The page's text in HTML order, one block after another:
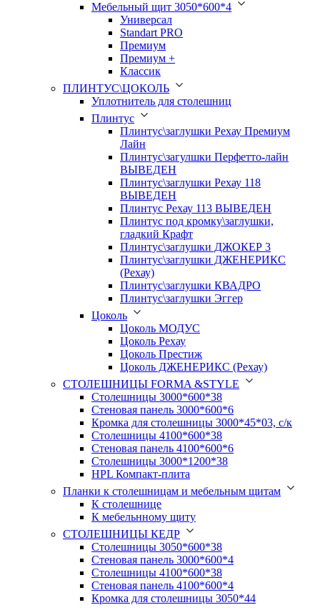
Мебельный щит 3050*600*4
Универсал
Standart PRO
Премиум
Премиум +
Классик
ПЛИНТУС\ЦОКОЛЬ
Уплотнитель для столешниц
Плинтус
Плинтус\заглушки Рехау Премиум
Лайн
Плинтус\загулшки Перфетто-лайн
ВЫВЕДЕН
Плинтус\заглушки Рехау 118
ВЫВЕДЕН
Плинтус Рехау 113 ВЫВЕДЕН
Плинтус под кромку\заглушки,
гладкий Крафт
Плинтус\заглушки ДЖОКЕР 3
Плинтус\заглушки ДЖЕНЕРИКС
(Рехау)
Плинтус\заглушки КВАДРО
Плинтус\заглушки Эггер
Цоколь
Цоколь МОДУС
Цоколь Рехау
Цоколь Престиж
Цоколь ДЖЕНЕРИКС (Рехау)
СТОЛЕШНИЦЫ FORMA &STYLE
Столешницы 3000*600*38
Стеновая панель 3000*600*6
Кромка для столешницы 3000*45*03, с/к
Столешницы 4100*600*38
Стеновая панель 4100*600*6
Столешницы 3000*1200*38
HPL Компакт-плита
Планки к столешницам и мебельным щитам
К столешнице
К мебельнному щиту
СТОЛЕШНИЦЫ КЕДР
Столешницы 3050*600*38
Стеновая панель 3000*600*4
Столешницы 4100*600*38
Стеновая панель 4100*600*4
Кромка для столешницы 3050*44